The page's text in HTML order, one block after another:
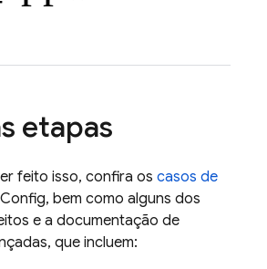
etapas
feito isso, confira os casos de
, bem como alguns dos
e a documentação de
que incluem: